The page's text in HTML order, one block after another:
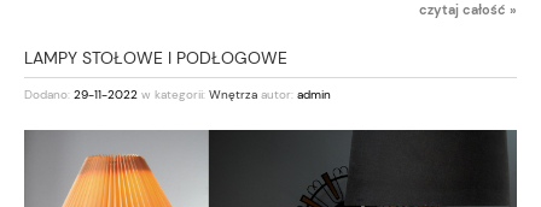
czytaj całość »
LAMPY STOŁOWE I PODŁOGOWE
Dodano: 29-11-2022 w kategorii: Wnętrza autor: admin